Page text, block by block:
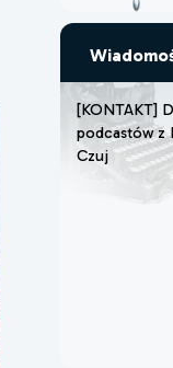
[KONTAKT] D
podcastów z
Czuję, że mus